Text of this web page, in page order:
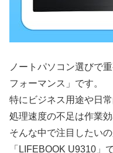
ノートパソコン選びで
フォーマンス」です。
特にビジネス用途や日
処理速度の不足は作業効
そんな中で注目したい
「LIFEBOOK U9310」